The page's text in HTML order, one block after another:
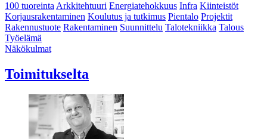
100 tuoreintaArkkitehtuuri Energiatehokkuus Infra Kiinteistöt
Korjausrakentaminen Koulutus ja tutkimus Pientalo Projektit
Rakennustuote Rakentaminen Suunnittelu Talotekniikka Talous
Työelämä
Näkökulmat
Toimitukselta